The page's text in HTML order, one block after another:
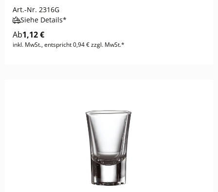
Art.-Nr. 2316G
Siehe Details*
Ab1,12 €
inkl. MwSt., entspricht 0,94 € zzgl. MwSt.*